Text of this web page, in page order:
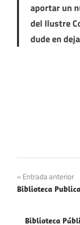
aportar un
del Ilustre
dude en
Navegación
de
entradas
Entrada anterior
Biblioteca
Biblioteca